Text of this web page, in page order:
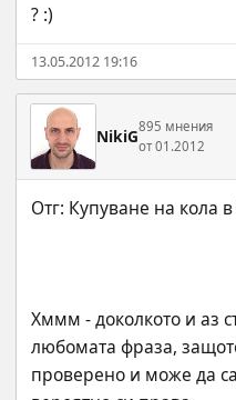
? :)
13.05.2012 19:16
NikiG895 мнения
от 01.2012
Хммм - доколкото и аз
любомата фраза,
проверено и може да